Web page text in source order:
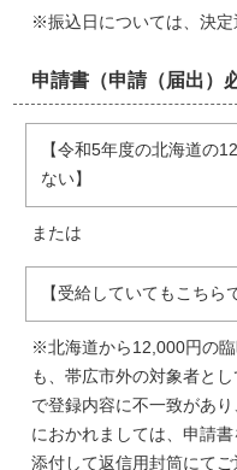
※振込日については、決定
申請書（申請（届出）
【令和5年度の北海道の
ない】
または
【受給していてもこちら
※北海道から12,000円の
も、帯広市外の対象者と
で登録内容に不一致があ
におかれましては、申請
添付して返信用封筒にてご